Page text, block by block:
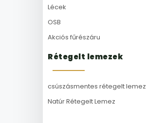
Lécek
OSB
Akciós fűrészáru
Rétegelt lemezek
csúszásmentes rétegelt lemez
Natúr Rétegelt Lemez